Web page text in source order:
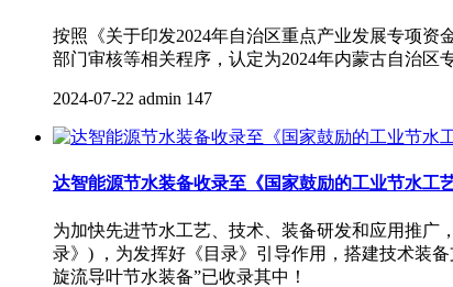
按照《关于印发2024年自治区重点产业发展专项
部门审核等相关程序，认定为2024年内蒙古自治区
2024-07-22 admin 147
达智能源节水装备收录至《国家鼓励的工业节水工
为加快先进节水工艺、技术、装备研发和应用推广
录》) ，为发挥好《目录》引导作用，搭建技术装
旋流导叶节水装备”已收录其中！